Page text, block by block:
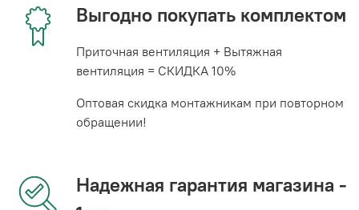
Выгодно покупать комплектом
Приточная вентиляция + Вытяжная
вентиляция = СКИДКА 10%
Оптовая скидка монтажникам при повторном
обращении!
Надежная гарантия магазина -